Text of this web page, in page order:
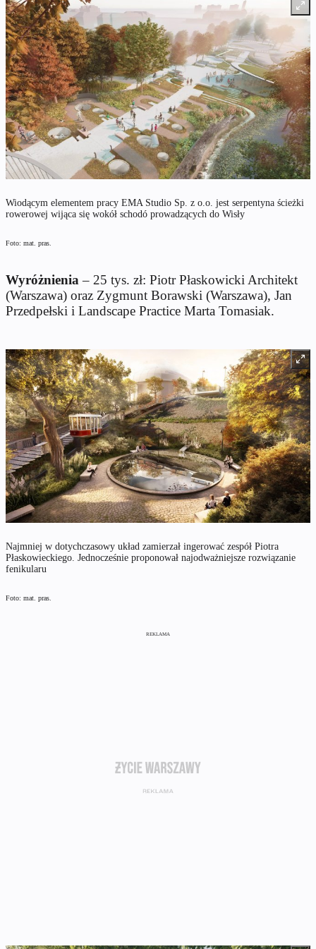
Wiodącym elementem pracy EMA Studio Sp. z o.o. jest serpentyna ścieżki
rowerowej wijąca się wokół schodó prowadzących do Wisły
Foto: mat. pras.
Wyróżnienia– 25 tys. zł: Piotr Płaskowicki Architekt
(Warszawa) oraz Zygmunt Borawski (Warszawa), Jan
Przedpełski i Landscape Practice Marta Tomasiak.
Najmniej w dotychczasowy układ zamierzał ingerować zespół Piotra
Płaskowieckiego. Jednocześnie proponował najodważniejsze rozwiązanie
fenikularu
Foto: mat. pras.
REKLAMA